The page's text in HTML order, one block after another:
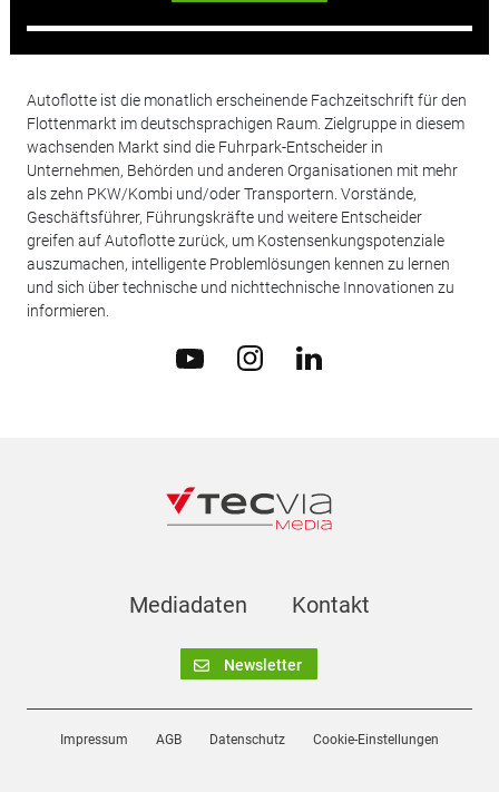
Autoflotte ist die monatlich erscheinende Fachzeitschrift für den
Flottenmarkt im deutschsprachigen Raum. Zielgruppe in diesem
wachsenden Markt sind die Fuhrpark-Entscheider in
Unternehmen, Behörden und anderen Organisationen mit mehr
als zehn PKW/Kombi und/oder Transportern. Vorstände,
Geschäftsführer, Führungskräfte und weitere Entscheider
greifen auf Autoflotte zurück, um Kostensenkungspotenziale
auszumachen, intelligente Problemlösungen kennen zu lernen
und sich über technische und nichttechnische Innovationen zu
informieren.
Mediadaten Kontakt
Newsletter
Impressum AGB Datenschutz Cookie-Einstellungen